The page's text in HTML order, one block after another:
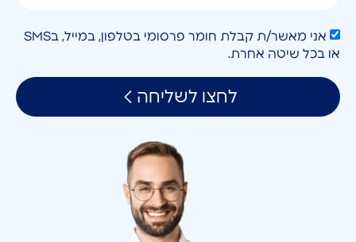
אני מאשר/ת קבלת חומר פרסומי בטלפון, במייל, בSMS
או בכל שיטה אחרת.
לחצו לשליחה